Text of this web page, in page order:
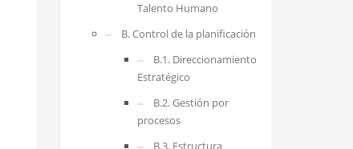
Talento Humano
B. Control de la planificación
B.1. Direccionamiento
Estratégico
B.2. Gestión por
procesos
B.3. Estructura